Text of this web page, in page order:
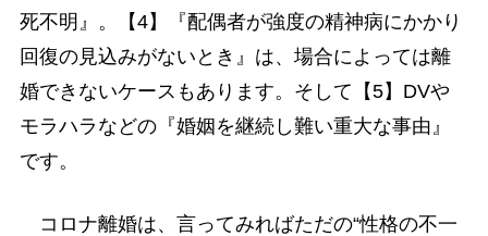
死不明』。【4】『配偶者が強度の精神病にかかり
回復の見込みがないとき』は、場合によっては離
婚できないケースもあります。そして【5】DVや
モラハラなどの『婚姻を継続し難い重大な事由』
です。
コロナ離婚は、言ってみればただの“性格の不一